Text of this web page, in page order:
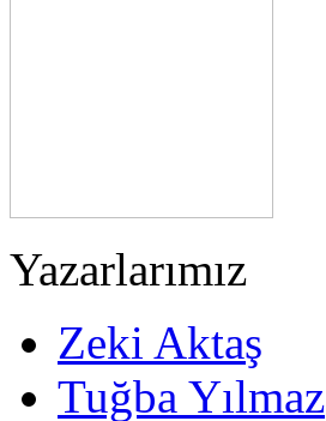
Yazarlarımız
Zeki Aktaş
Tuğba Yılmaz